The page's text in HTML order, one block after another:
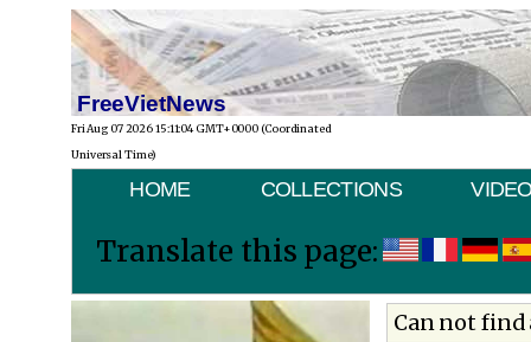
FreeVietNews
Fri Aug 07 2026 15:11:04 GMT+0000 (Coordinated
Universal Time)
HOME COLLECTIONS
Translate this page:
Can not